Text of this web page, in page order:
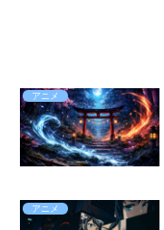
アニメ
アニメ